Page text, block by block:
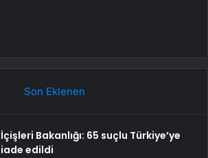
Son Eklenen
İçişleri Bakanlığı: 65 suçlu Türkiye’ye
iade edildi